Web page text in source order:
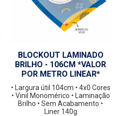
BLOCKOUT LAMINADO
BRILHO - 106CM *VALOR
POR METRO LINEAR*
• Largura útil 104cm • 4x0 Cores
• Vinil Monomérico • Laminação
Brilho • Sem Acabamento •
Liner 140g